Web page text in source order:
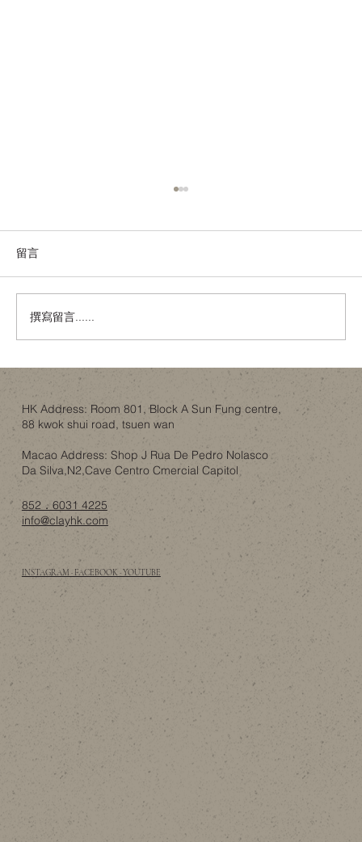
舊樓翻新，唔一定係拆咗重練：結構限制
下的設計取捨
留言
撰寫留言......
HK Address: Room 801, Block A Sun Fung centre,
88 kwok shui road, tsuen wan
Macao Address: Shop J Rua De Pedro Nolasco
Da Silva,N2,Cave Centro Cmercial Capitol
852．6031 4225
info@clayhk.com
INSTAGRAM · FACEBOOK · YOUTUBE